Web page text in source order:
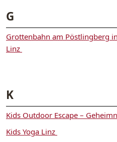
G
Grottenbahn am Pöstlingberg in
Linz
K
Kids Outdoor Escape –
Kids Yoga Linz